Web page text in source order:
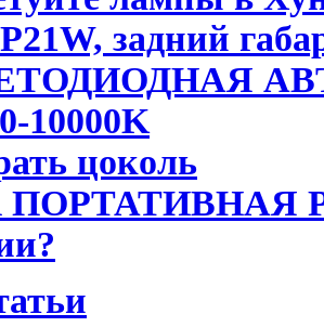
задний
10000K
цоколь
ПОРТАТИВНАЯ